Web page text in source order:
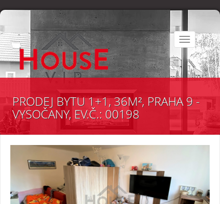
Toggle
navigation
PRODEJ BYTU 1+1, 36M², PRAHA 9 -
VYSOČANY, EV.Č.: 00198